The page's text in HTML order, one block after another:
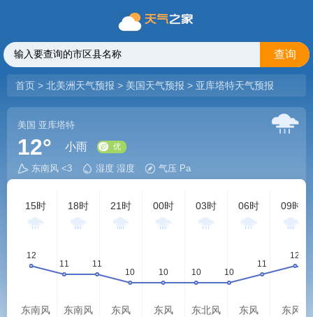
查询
首页 > 北美洲天气预报 > 美国天气预报 > 亚库塔特天气预报
美国 亚库塔特
12° 小雨
东南风 <3 湿度 湿度 气压 Pa
15时
东南风
18时
东南风
21时
东风
00时
东风
03时
东北风
06时
东风
09时
东风